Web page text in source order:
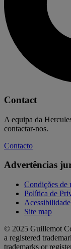
Contact
A equipa da
contactar-nos.
Contacto
Advertências
Condições de
Política de
Site map
© 2025 Guillemot
a registered
trademarks or